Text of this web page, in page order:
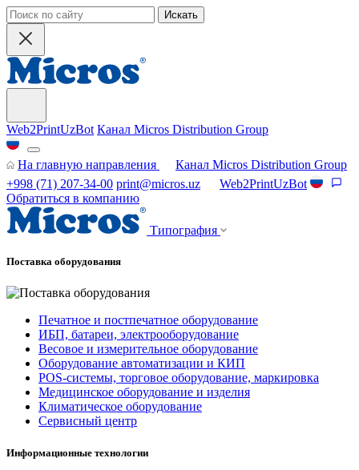
Искать
Web2PrintUzBot Канал Micros Distribution Group
На главную направления
Канал Micros Distribution Group
+998 (71) 207-34-00 print@micros.uz
Web2PrintUzBot
Обратиться в компанию
Типография
Поставка оборудования
Печатное и постпечатное оборудование
ИБП, батареи, электрооборудование
Весовое и измерительное оборудование
Оборудование автоматизации и КИП
POS-системы, торговое оборудование, маркировка
Медицинское оборудование и изделия
Климатическое оборудование
Сервисный центр
Информационные технологии